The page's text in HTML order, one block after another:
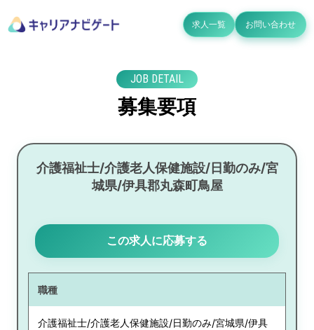
求人一覧 お問い合わせ
JOB DETAIL
募集要項
介護福祉士/介護老人保健施設/日勤のみ/宮
城県/伊具郡丸森町鳥屋
この求人に応募する
職種
介護福祉士/介護老人保健施設/日勤のみ/宮城県/伊具